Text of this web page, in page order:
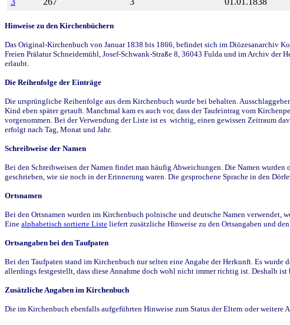
Hinweise zu den Kirchenbüchern
Das Original-Kirchenbuch von Januar 1838 bis 1866, befindet sich im Diözesanarchiv
Freien Prälatur Schneidemühl, Josef-Schwank-Straße 8, 36043 Fulda und im Archiv der
erlaubt.
Die Reihenfolge der Einträge
Die ursprüngliche Reihenfolge aus dem Kirchenbuch wurde bei behalten.
Kind eben später getauft. Manchmal kam es auch vor, dass der Taufeintrag vom
vorgenommen. Bei der Verwendung der Liste ist es wichtig, einen gewissen Zeitraum
erfolgt nach Tag, Monat und Jahr.
Schreibweise der Namen
Bei den Schreibweisen der Namen findet man häufig Abweichungen. Die Namen
geschrieben, wie sie noch in der Erinnerung waren. Die gesprochene Sprache in den
Ortsnamen
Bei den Ortsnamen wurden im Kirchenbuch polnische und deutsche Namen verwendet,
Eine alphabetisch sortierte Liste liefert zusätzliche Hinweise zu den Ortsangaben und
Ortsangaben bei den Taufpaten
Bei den Taufpaten stand im Kirchenbuch nur selten eine Angabe der Herkunft. Es
allerdings festgestellt, dass diese Annahme doch wohl nicht immer richtig ist. Deshalb
Zusätzliche Angaben im Kirchenbuch
Die im Kirchenbuch ebenfalls aufgeführten Hinweise zum Status der Eltern oder weitere